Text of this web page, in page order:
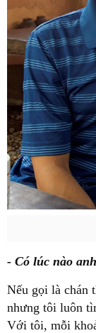
- Có lúc nào
Nếu gọi là chán
nhưng tôi luôn
Với tôi, mỗi